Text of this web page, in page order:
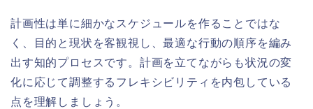
計画性は単に細かなスケジュールを作ることではな
く、目的と現状を客観視し、最適な行動の順序を編み
出す知的プロセスです。計画を立てながらも状況の変
化に応じて調整するフレキシビリティを内包している
点を理解しましょう。